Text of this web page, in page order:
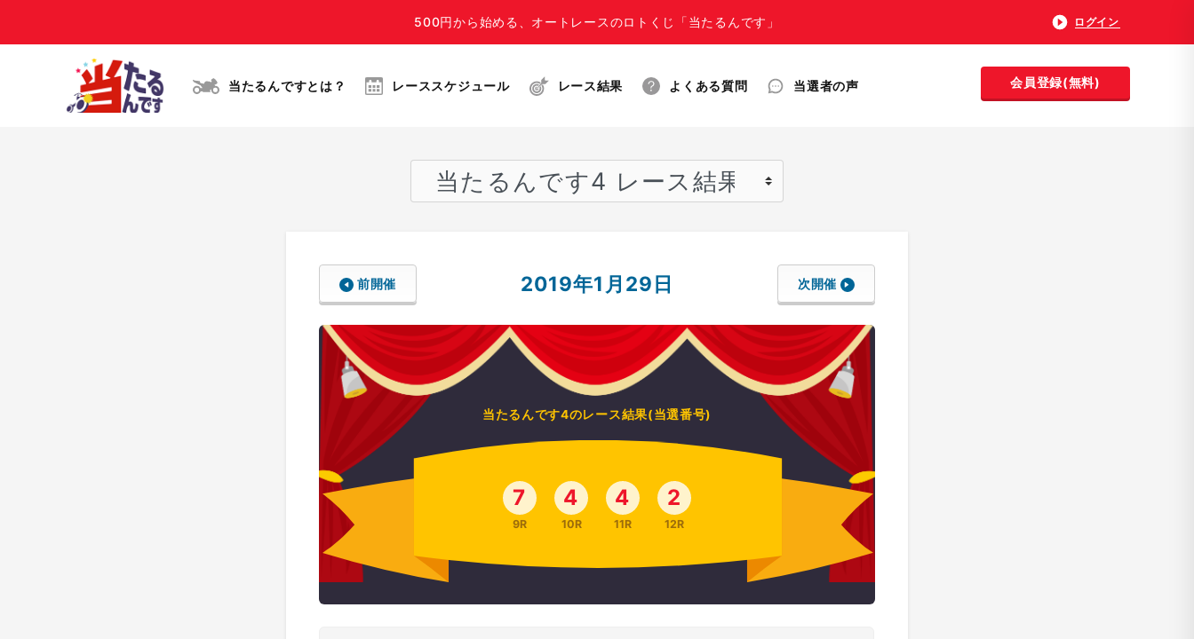
500円から始める、オートレースのロトくじ「当たるんです」 ログイン
当たるんですとは？ レーススケジュール レース結果 よくある質問 当選者の声 会員登録(無料)
前開催 2019年1月29日 次開催
当たるんです4のレース結果(当選番号)
7
9R
4
10R
4
11R
2
12R